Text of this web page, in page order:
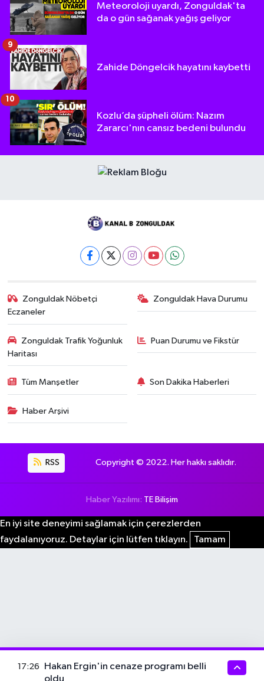
Meteoroloji uyardı, Zonguldak'ta
da o gün sağanak yağış geliyor
Zahide Döngelcik hayatını kaybetti
9
Kozlu’da şüpheli ölüm: Nazım
Zararcı'nın cansız bedeni bulundu
10
Zonguldak Nöbetçi
Eczaneler
Zonguldak Hava Durumu
Zonguldak Trafik Yoğunluk
Haritası
Puan Durumu ve Fikstür
Tüm Manşetler Son Dakika Haberleri
Haber Arşivi
RSS Copyright © 2022. Her hakkı saklıdır.
Haber Yazılımı: TE Bilişim
En iyi site deneyimi sağlamak için çerezlerden
faydalanıyoruz. Detaylar için lütfen tıklayın.
Tamam
17:26
Hakan Ergin'in cenaze programı belli
oldu